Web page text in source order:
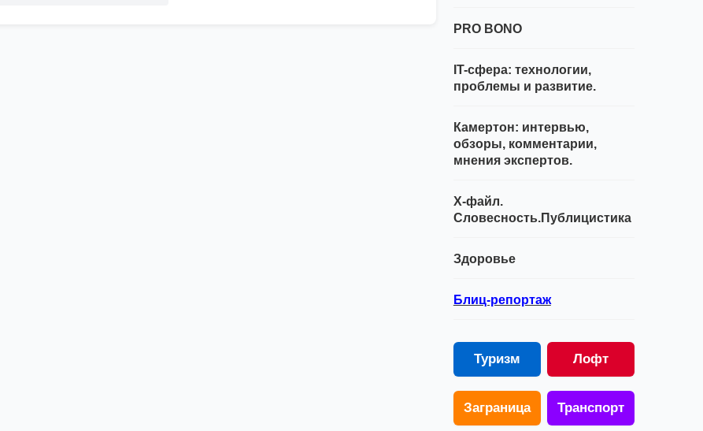
PRO BONO
IT-сфера: технологии,
проблемы и развитие.
Камертон: интервью,
обзоры, комментарии,
мнения экспертов.
Х-файл.
Словесность.Публицистика
Здоровье
Блиц-репортаж
Туризм Лофт
Заграница Транспорт